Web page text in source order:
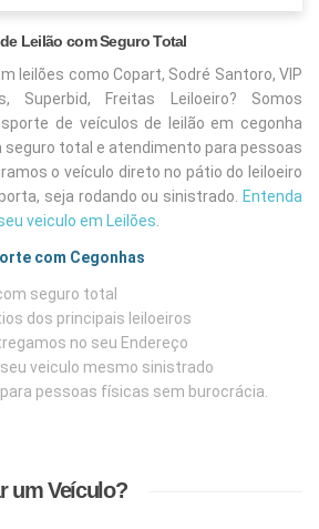
Leilão com Seguro Total
leilões como Copart, Sodré Santoro, VIP
Superbid, Freitas Leiloeiro? Somos
de veículos de leilão em cegonha
seguro total e atendimento para pessoas
o veículo direto no pátio do leiloeiro
seja rodando ou sinistrado.
Entenda
veiculo em Leilões
com Cegonhas
seguro total
dos principais leiloeiros
no seu Endereço
veiculo mesmo sinistrado
pessoas físicas sem burocrácia.
um Veículo?